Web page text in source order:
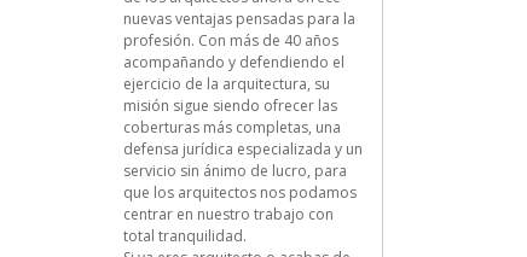
nuevas ventajas pensadas para la
profesión. Con más de 40 años
acompañando y defendiendo el
ejercicio de la arquitectura, su
misión sigue siendo ofrecer las
coberturas más completas, una
defensa jurídica especializada y un
servicio sin ánimo de lucro, para
que los arquitectos nos podamos
centrar en nuestro trabajo con
total tranquilidad.